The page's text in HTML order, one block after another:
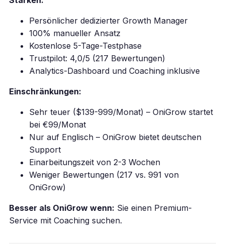
Persönlicher dedizierter Growth Manager
100% manueller Ansatz
Kostenlose 5-Tage-Testphase
Trustpilot: 4,0/5 (217 Bewertungen)
Analytics-Dashboard und Coaching inklusive
Einschränkungen:
Sehr teuer ($139-999/Monat) – OniGrow startet
bei €99/Monat
Nur auf Englisch – OniGrow bietet deutschen
Support
Einarbeitungszeit von 2-3 Wochen
Weniger Bewertungen (217 vs. 991 von
OniGrow)
Besser als OniGrow wenn: Sie einen Premium-
Service mit Coaching suchen.